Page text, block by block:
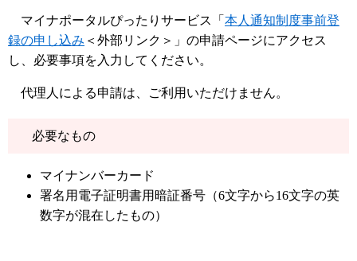
マイナポータルぴったりサービス「 本人通知制度事前登
録の申し込み ＜外部リンク＞ 」の申請ページにアクセス
し、必要事項を入力してください。
代理人による申請は、ご利用いただけません。
必要なもの
マイナンバーカード
署名用電子証明書用暗証番号（6文字から16文字の英
数字が混在したもの）